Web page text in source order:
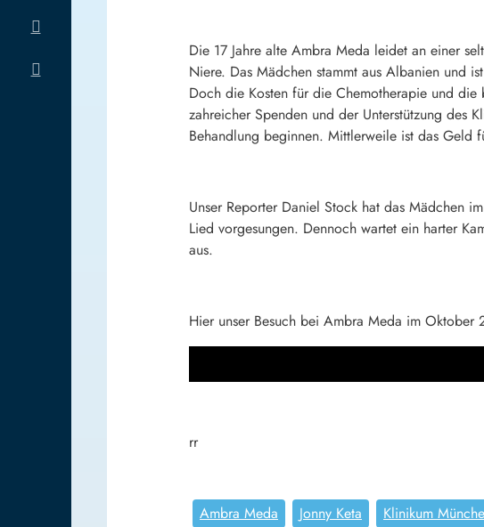
Die 17 Jahre alte Ambra Meda leidet an einer
Niere. Das Mädchen stammt aus Albanien und
Doch die Kosten für die Chemotherapie und
zahreicher Spenden und der Unterstützung des
Behandlung beginnen. Mittlerweile ist das Geld
Unser Reporter Daniel Stock hat das Mädchen
Lied vorgesungen. Dennoch wartet ein harter
aus.
Hier unser Besuch bei Ambra Meda im Oktober
rr
Ambra Meda Jonny Keta Klinikum